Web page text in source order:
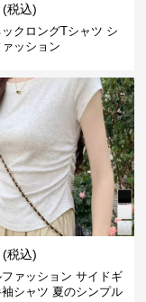
(税込)
クロングTシャツ シ
ッション
(税込)
ァッション サイドギ
袖シャツ 夏のシンプル